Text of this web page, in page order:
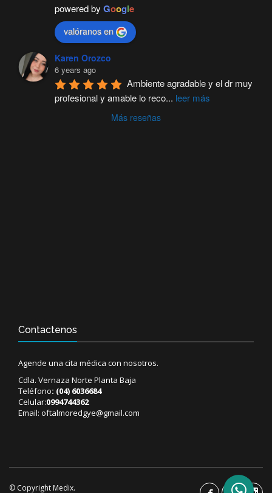
powered by Google
valóranos en
Karen Orozco
6 years ago
Ambiente agradable y el dr muy
profesional y amable lo reco... leer más
Más reseñas
Contactenos
Agende una cita médica con nosotros.
Cdla. Vernaza Norte Planta Baja
Teléfono: (04) 6036684
Celular:0994744362
Email: oftalmoredgye@gmail.com
© Copyright Medix.